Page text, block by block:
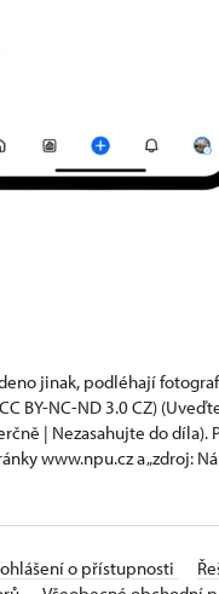
jinak, podléhají
BY-NC-ND 3.0 CZ)
| Nezasahujte do díla).
www.npu.cz a „zdroj:
o přístupnosti